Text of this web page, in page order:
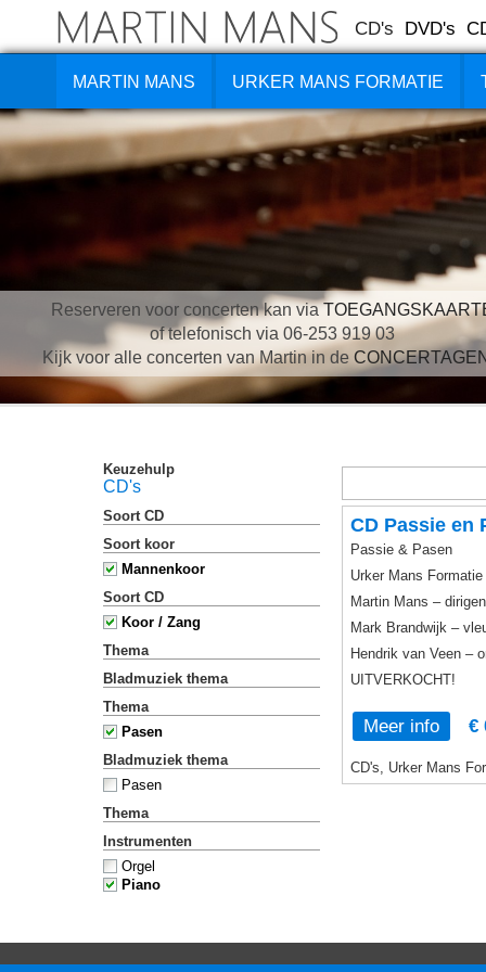
CD's DVD's
MARTIN MANS URKER MANS FORMATIE
Reserveren voor concerten kan via
of telefonisch via 06-253 919 03
Kijk voor alle concerten van Martin in de
Keuzehulp
CD's
Soort CD
Soort koor
Mannenkoor
Soort CD
Koor / Zang
Thema
Bladmuziek thema
Thema
Pasen
Bladmuziek thema
Pasen
Thema
Instrumenten
Orgel
Piano
CD Passie en
Passie & Pasen
Urker Mans Formatie
Martin Mans –
Mark Brandwijk –
Hendrik van Veen –
UITVERKOCHT!
Meer info €
CD's, Urker Mans